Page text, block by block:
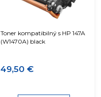
Toner kompatibilný s HP 147A
(W1470A) black
49,50 €